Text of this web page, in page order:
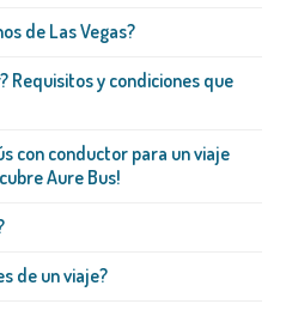
de Las Vegas?
Requisitos y condiciones que
con conductor para un viaje
Aure Bus!
de un viaje?